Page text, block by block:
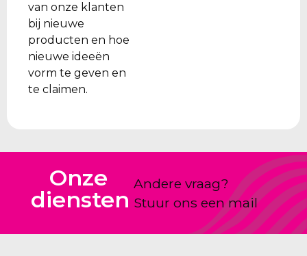
van onze klanten
bij nieuwe
producten en hoe
nieuwe ideeën
vorm te geven en
te claimen.
Onze
diensten
Andere vraag?
Stuur ons een mail